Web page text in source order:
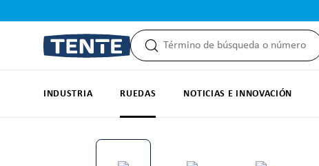
INDUSTRIA RUEDAS NOTICIAS E INNOVACIÓN
Omitir galería de imágenes